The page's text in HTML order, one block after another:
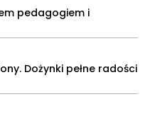
pedagogiem i
Dożynki pełne radości